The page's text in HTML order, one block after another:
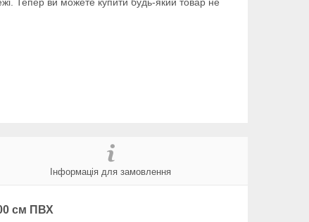
Тепер ви можете купити будь-який товар не
Інформація для замовлення
см ПВХ